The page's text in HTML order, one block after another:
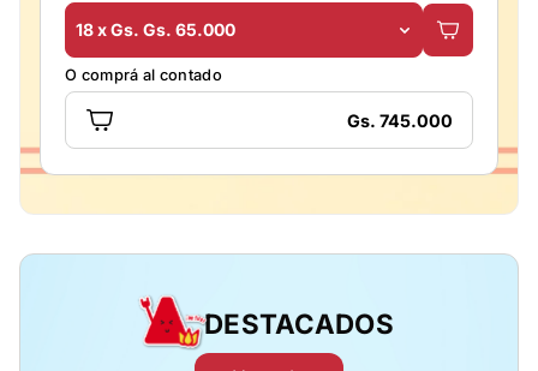
18 x Gs. Gs. 65.000
O comprá al contado
Gs. 745.000
DESTACADOS